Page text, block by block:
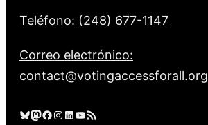
Teléfono: (248) 677-1147
Correo electrónico:
contact@votingaccessforall.org
Cielo azul Mastodonte Facebook Instagram LinkedIn YouTube Feed RSS